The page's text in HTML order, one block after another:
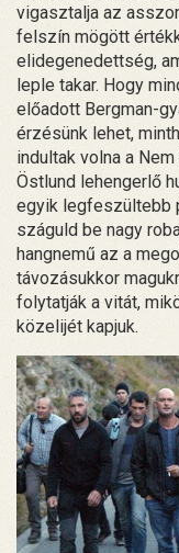
vigasztalja az
felszín mögött
elidegenedettség,
leple takar. Hogy
előadott Bergman-
érzésünk lehet,
indultak volna a
Östlund lehengerlő
egyik legfeszültebb
száguld be nagy
hangnemű az a
távozásukkor
folytatják a vitát,
közelijét kapjuk.